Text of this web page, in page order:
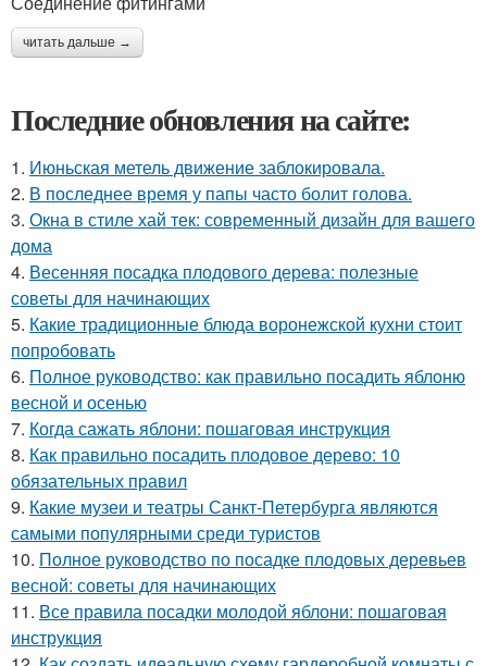
читать дальше →
Последние обновления на сайте:
1. Июньская метель движение заблокировала.
2. В последнее время у папы часто болит голова.
3. Окна в стиле хай тек: современный дизайн для вашего
дома
4. Весенняя посадка плодового дерева: полезные
советы для начинающих
5. Какие традиционные блюда воронежской кухни стоит
попробовать
6. Полное руководство: как правильно посадить яблоню
весной и осенью
7. Когда сажать яблони: пошаговая инструкция
8. Как правильно посадить плодовое дерево: 10
обязательных правил
9. Какие музеи и театры Санкт-Петербурга являются
самыми популярными среди туристов
10. Полное руководство по посадке плодовых деревьев
весной: советы для начинающих
11. Все правила посадки молодой яблони: пошаговая
инструкция